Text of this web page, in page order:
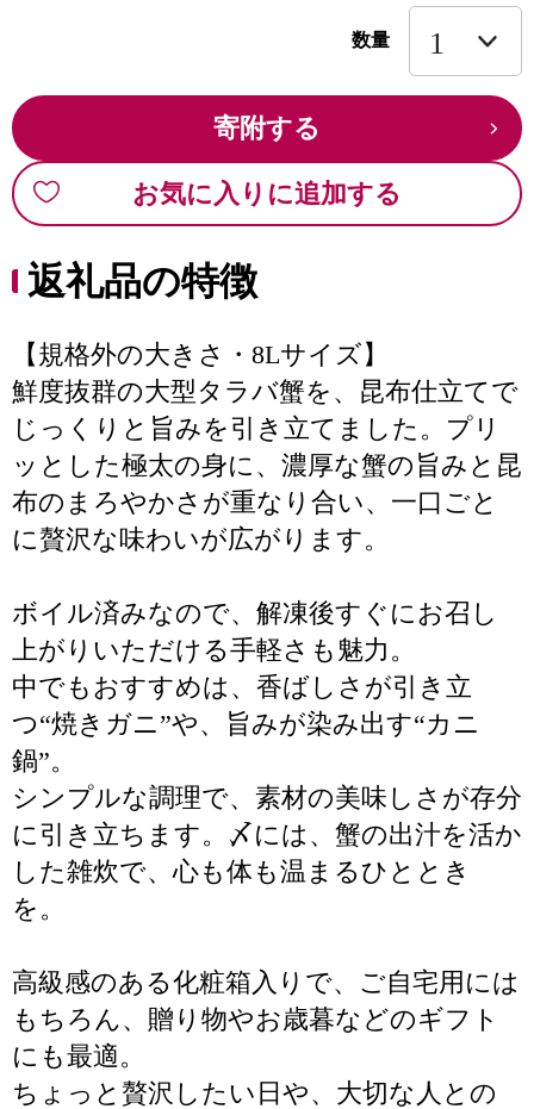
数量
寄附する
お気に入りに追加する
返礼品の特徴
【規格外の大きさ・8Lサイズ】
鮮度抜群の大型タラバ蟹を、昆布仕立てで
じっくりと旨みを引き立てました。プリ
ッとした極太の身に、濃厚な蟹の旨みと昆
布のまろやかさが重なり合い、一口ごと
に贅沢な味わいが広がります。
ボイル済みなので、解凍後すぐにお召し
上がりいただける手軽さも魅力。
中でもおすすめは、香ばしさが引き立
つ“焼きガニ”や、旨みが染み出す“カニ
鍋”。
シンプルな調理で、素材の美味しさが存分
に引き立ちます。〆には、蟹の出汁を活か
した雑炊で、心も体も温まるひととき
を。
高級感のある化粧箱入りで、ご自宅用には
もちろん、贈り物やお歳暮などのギフト
にも最適。
ちょっと贅沢したい日や、大切な人との